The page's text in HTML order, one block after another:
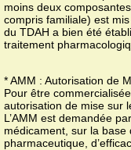
moins deux
compris familiale) est
du TDAH a bien été
traitement
* AMM : Autorisation de
Pour être
autorisation de mise sur
L’AMM est demandée
médicament, sur la base
pharmaceutique,